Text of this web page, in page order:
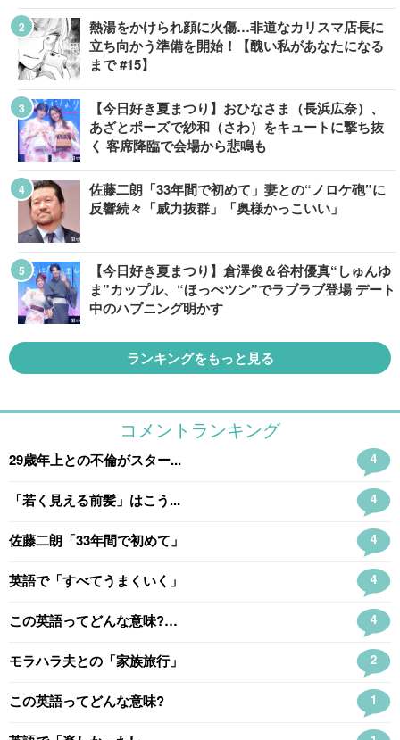
熱湯をかけられ顔に火傷…非道なカリスマ店長に
立ち向かう準備を開始！【醜い私があなたになる
まで #15】
【今日好き夏まつり】おひなさま（長浜広奈）、
あざとポーズで紗和（さわ）をキュートに撃ち抜
く 客席降臨で会場から悲鳴も
佐藤二朗「33年間で初めて」妻との“ノロケ砲”に
反響続々「威力抜群」「奥様かっこいい」
【今日好き夏まつり】倉澤俊＆谷村優真“しゅんゆ
ま”カップル、“ほっぺツン”でラブラブ登場 デート
中のハプニング明かす
ランキングをもっと見る